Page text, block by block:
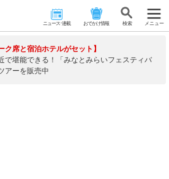
ニュース･連載 おでかけ情報 検 索 メニュー
ク席と宿泊ホテルがセット】
で堪能できる！「みなとみらいフェスティバ
アーを販売中